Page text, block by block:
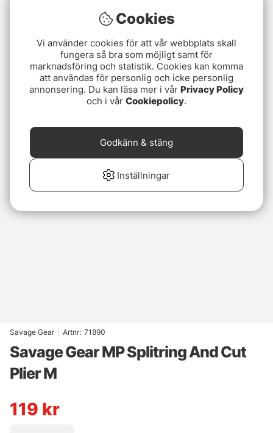
Savage Gear Artnr: 71890
Savage Gear MP Splitring And Cut
Plier M
119 kr
Cookies
Vi använder cookies för att vår webbplats skall
fungera så bra som möjligt samt för
marknadsföring och statistik. Cookies kan komma
att användas för personlig och icke personlig
annonsering. Du kan läsa mer i vår Privacy Policy
och i vår Cookiepolicy.
Inställningar
Godkänn & stäng